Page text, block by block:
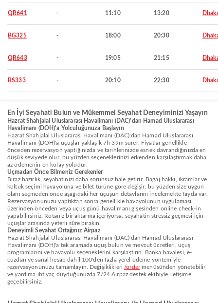
QR641 - 11:10 13:20
BG325 - 18:00 20:30
QR643 - 19:05 21:15
BS333 - 20:10 22:30
En İyi Seyahati Bulun ve Mükemmel Seyahat Deneyiminizi Yaşayın
Hazrat Shahjalal Uluslararası Havalimanı (DAC)'dan Hamad Uluslararası
Havalimanı (DOH)'a Yolculuğunuza Başlayın
Hazrat Shahjalal Uluslararası Havalimanı (DAC)'dan Hamad Uluslararası
Havalimanı (DOH)'a uçuşlar yaklaşık 7h 39m sürer. Fiyatlar genellikle
önceden rezervasyon yaptığınızda ve tarihlerinizde esnek davrandığınızda en
düşük seviyede olur, bu yüzden seçeneklerinizi erkenden karşılaştırmak daha
az ödemenin en kolay yoludur.
Uçmadan Önce Bilmeniz Gerekenler
Biraz hazırlık, seyahatinizi daha sorunsuz hale getirir. Bagaj hakkı, ikramlar ve
koltuk seçimi havayoluna ve bilet türüne göre değişir, bu yüzden size uygun
olanı seçmeden önce aşağıdaki her uçuşun detaylarını incelemekte fayda var.
Rezervasyonunuzu yaptıktan sonra genellikle havayolunun uygulaması
üzerinden önceden veya uçuş günü havalimanı gişesinden online check-in
yapabilirsiniz. Rotanız bir aktarma içeriyorsa, seyahatin stressiz geçmesi için
uçuşlar arasında yeterli süre bırakın.
Deneyimli Seyahat Ortağınız Airpaz
Hazrat Shahjalal Uluslararası Havalimanı (DAC)'dan Hamad Uluslararası
Havalimanı (DOH)'a tek aramada uçuş bulun ve mevcut ücretleri, uçuş
programlarını ve havayolu seçeneklerini karşılaştırın. Banka havalesi, e-
cüzdan ve sanal hesap dahil 100'den fazla yerel ödeme yöntemiyle
rezervasyonunuzu tamamlayın. Değişiklikleri /ordermenüsünden yönetebilir
ve yardıma ihtiyaç duyduğunuzda 7/24 Airpaz destek ekibiyle iletişime
geçebilirsiniz.